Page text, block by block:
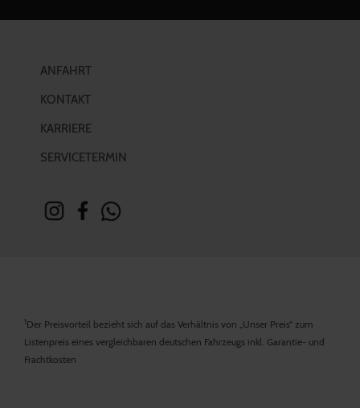
ANFAHRT
KONTAKT
KARRIERE
SERVICETERMIN
1Der Preisvorteil bezieht sich auf das Verhältnis von „Unser Preis“ zum
Listenpreis eines vergleichbaren deutschen Fahrzeugs inkl. Garantie- und
Frachtkosten